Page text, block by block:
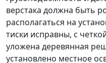
верстака должна быть
располагаться на
тиски исправны, с
уложена деревянная
установлено местное